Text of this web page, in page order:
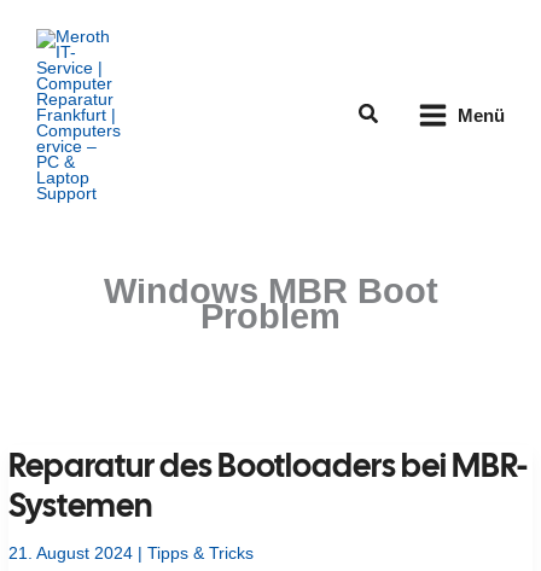
Inhalt
springen
Suchen Menü
Windows MBR Boot
Problem
Reparatur des Bootloaders bei MBR-
Systemen
21. August 2024 |Tipps & Tricks